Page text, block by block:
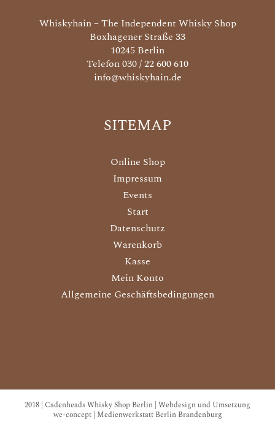
Whiskyhain – The Independent Whisky Shop
Boxhagener Straße 33
10245 Berlin
Telefon 030 / 22 600 610
info@whiskyhain.de
SITEMAP
Online Shop
Impressum
Events
Start
Datenschutz
Warenkorb
Kasse
Mein Konto
Allgemeine Geschäftsbedingungen
2018 | Cadenheads Whisky Shop Berlin | Webdesign und Umsetzung
we-concept | Medienwerkstatt Berlin Brandenburg